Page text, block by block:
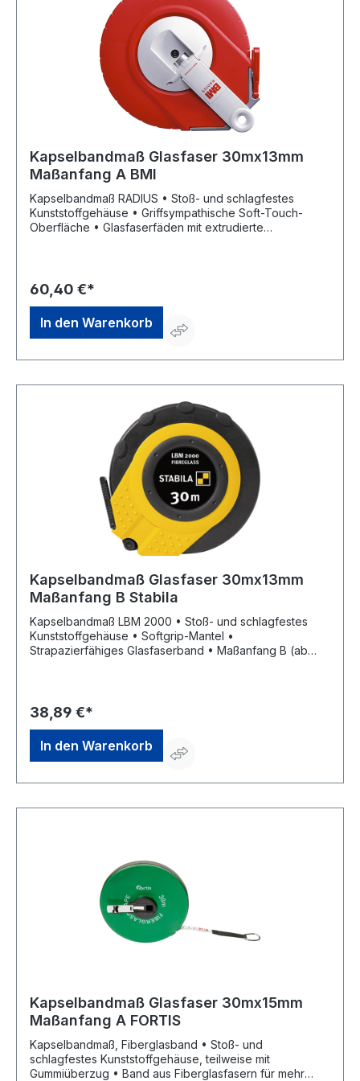
Kapselbandmaß Glasfaser 30mx13mm
Maßanfang A BMI
Kapselbandmaß RADIUS • Stoß- und schlagfestes
Kunststoffgehäuse • Griffsympathische Soft-Touch-
Oberfläche • Glasfaserfäden mit extrudierte
Rechts- auf Linkshänderbetrieb umgestellt werden •
Parkposition für Kurbelarm und Anfangsring • EG-
Genauigkeitsklasse II
60,40 €*
In den Warenkorb
Kapselbandmaß Glasfaser 30mx13mm
Maßanfang B Stabila
Kapselbandmaß LBM 2000 • Stoß- und schlagfestes
Kunststoffgehäuse • Softgrip-Mantel •
Strapazierfähiges Glasfaserband • Maßanfang B (ab
38,89 €*
In den Warenkorb
Kapselbandmaß Glasfaser 30mx15mm
Maßanfang A FORTIS
Kapselbandmaß, Fiberglasband • Stoß- und
schlagfestes Kunststoffgehäuse, teilweise mit
Gummiüberzug • Band aus Fiberglasfasern für mehr